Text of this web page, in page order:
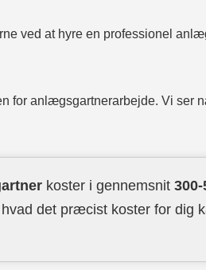
ved at hyre en professionel
for anlægsgartnerarbejde. Vi
koster i gennemsnit
det præcist koster for dig